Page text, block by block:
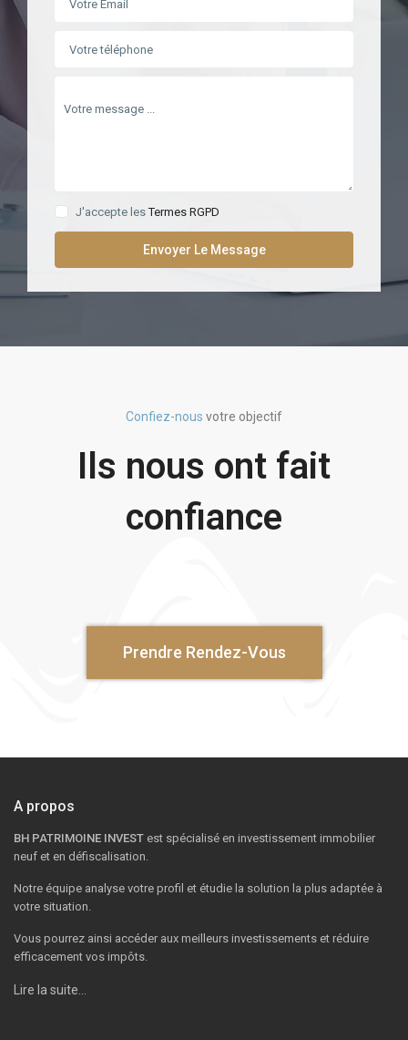
J'accepte lesTermes RGPD
Envoyer Le Message
Confiez-nous votre objectif
Ils nous ont fait
confiance
Prendre Rendez-Vous
A propos
BH PATRIMOINE INVEST est spécialisé en investissement immobilier
neuf et en défiscalisation.
Notre équipe analyse votre profil et étudie la solution la plus adaptée à
votre situation.
Vous pourrez ainsi accéder aux meilleurs investissements et réduire
efficacement vos impôts.
Lire la suite…